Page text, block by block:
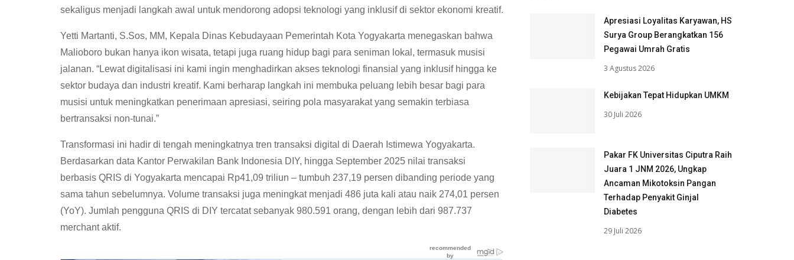
sekaligus menjadi langkah awal untuk mendorong adopsi teknologi yang inklusif di sektor ekonomi kreatif.
Yetti Martanti, S.Sos, MM, Kepala Dinas Kebudayaan Pemerintah Kota Yogyakarta menegaskan bahwa
Malioboro bukan hanya ikon wisata, tetapi juga ruang hidup bagi para seniman lokal, termasuk musisi
jalanan. “Lewat digitalisasi ini kami ingin menghadirkan akses teknologi finansial yang inklusif hingga ke
sektor budaya dan industri kreatif. Kami berharap langkah ini membuka peluang lebih besar bagi para
musisi untuk meningkatkan penerimaan apresiasi, seiring pola masyarakat yang semakin terbiasa
bertransaksi non-tunai.”
Transformasi ini hadir di tengah meningkatnya tren transaksi digital di Daerah Istimewa Yogyakarta.
Berdasarkan data Kantor Perwakilan Bank Indonesia DIY, hingga September 2025 nilai transaksi
berbasis QRIS di Yogyakarta mencapai Rp41,09 triliun – tumbuh 237,19 persen dibanding periode yang
sama tahun sebelumnya. Volume transaksi juga meningkat menjadi 486 juta kali atau naik 274,01 persen
(YoY). Jumlah pengguna QRIS di DIY tercatat sebanyak 980.591 orang, dengan lebih dari 987.737
merchant aktif.
Apresiasi Loyalitas Karyawan, HS
Surya Group Berangkatkan 156
Pegawai Umrah Gratis
3 Agustus 2026
Kebijakan Tepat Hidupkan UMKM
30 Juli 2026
Pakar FK Universitas Ciputra Raih
Juara 1 JNM 2026, Ungkap
Ancaman Mikotoksin Pangan
Terhadap Penyakit Ginjal
Diabetes
29 Juli 2026